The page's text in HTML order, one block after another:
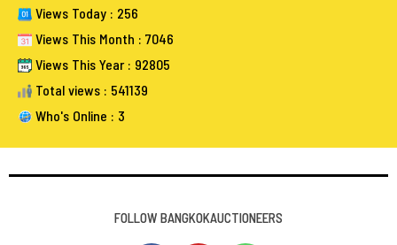
Views Today : 256
Views This Month : 7046
Views This Year : 92805
Total views : 541139
Who's Online : 3
FOLLOW BANGKOKAUCTIONEERS